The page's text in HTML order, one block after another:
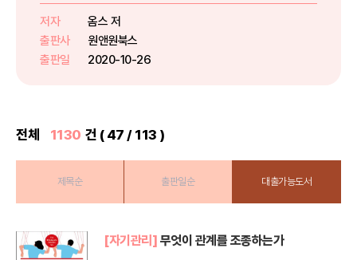
진 스펙과 나이, 출신 학교 탓이라
저자
옴스 저
출판사
원앤원북스
출판일
2020-10-26
전체 1130 건 ( 47 / 113 )
제목순 출판일순 대출가능도서
[자기관리] 무엇이 관계를 조종하는가